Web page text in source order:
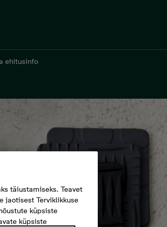
ehitusinfo
täiustamiseks. Teavet
jaotisest Terviklikkuse
küpsiste
küpsiste